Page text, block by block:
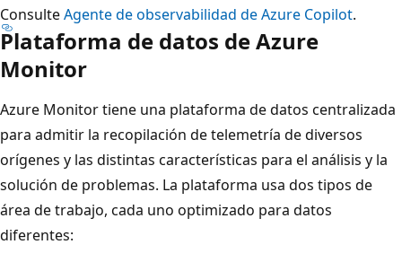
ConsulteAgente de observabilidad de Azure Copilot.
Plataforma de datos de Azure
Monitor
Azure Monitor tiene una plataforma de datos centralizada
para admitir la recopilación de telemetría de diversos
orígenes y las distintas características para el análisis y la
solución de problemas. La plataforma usa dos tipos de
área de trabajo, cada uno optimizado para datos
diferentes: